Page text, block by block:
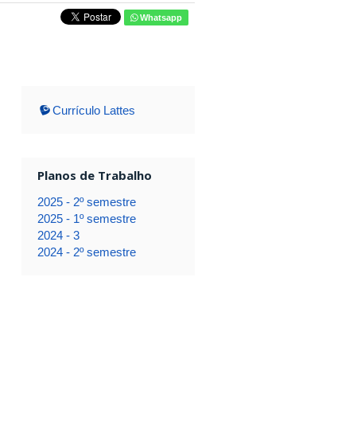
Whatsapp
Currículo Lattes
Planos de Trabalho
2025 - 2º semestre
2025 - 1º semestre
2024 - 3
2024 - 2º semestre